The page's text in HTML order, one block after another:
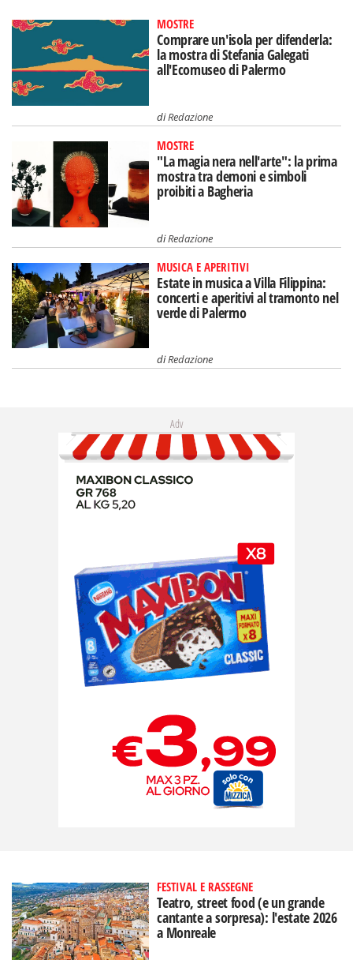
MOSTRE
Comprare un'isola per difenderla:
la mostra di Stefania Galegati
all'Ecomuseo di Palermo
diRedazione
MOSTRE
"La magia nera nell'arte": la prima
mostra tra demoni e simboli
proibiti a Bagheria
diRedazione
MUSICA E APERITIVI
Estate in musica a Villa Filippina:
concerti e aperitivi al tramonto nel
verde di Palermo
diRedazione
Adv
FESTIVAL E RASSEGNE
Teatro, street food (e un grande
cantante a sorpresa): l'estate 2026
a Monreale